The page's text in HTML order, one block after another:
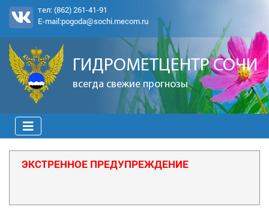
тел:(862) 261-41-91
E-mail:pogoda@sochi.mecom.ru
ГИДРОМЕТЦЕНТР СОЧИ
всегда свежие прогнозы
ЭКСТРЕННОЕ ПРЕДУПРЕЖДЕНИЕ